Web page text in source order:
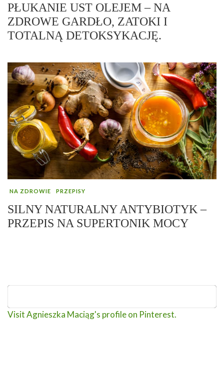
PŁUKANIE UST OLEJEM – NA
ZDROWE GARDŁO, ZATOKI I
TOTALNĄ DETOKSYKACJĘ.
NA ZDROWIE PRZEPISY
SILNY NATURALNY ANTYBIOTYK –
PRZEPIS NA SUPERTONIK MOCY
Visit Agnieszka Maciąg's profile on Pinterest.